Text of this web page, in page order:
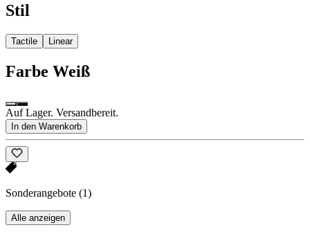
Stil
Tactile Linear
Farbe Weiß
Auf Lager. Versandbereit.
In den Warenkorb
Sonderangebote (1)
Alle anzeigen